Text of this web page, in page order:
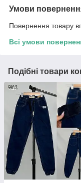
Умови
Повернення товару
Всі умови
Подібні товари